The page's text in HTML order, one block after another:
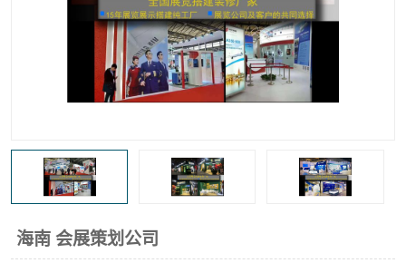
海南 会展策划公司